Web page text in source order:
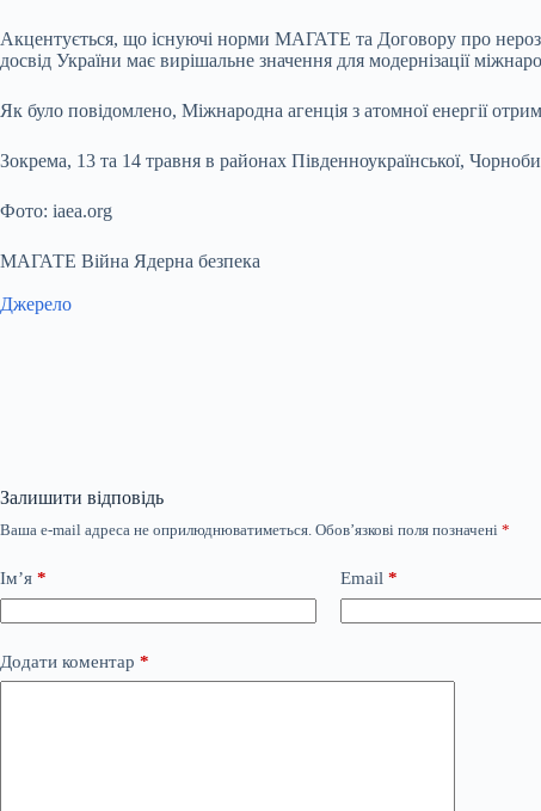
Акцентується, що існуючі норми МАГАТЕ та Договору про
досвід України має вирішальне значення для модернізації
Як було повідомлено, Міжнародна агенція з атомної енергії
Зокрема, 13 та 14 травня в районах Південноукраїнської,
Фото: iaea.org
МАГАТЕ Війна Ядерна безпека
Джерело
Залишити відповідь
Ваша e-mail адреса не оприлюднюватиметься. Обов’язкові поля позначені *
Ім’я * Email *
Додати коментар *